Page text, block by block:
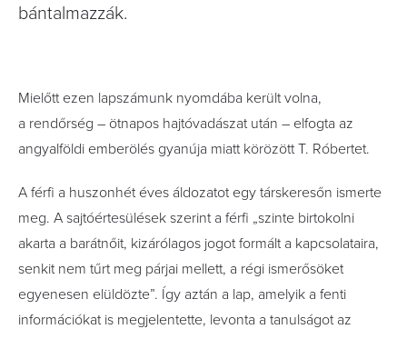
bántalmazzák.
Mielőtt ezen lapszámunk nyomdába került volna,
a rendőrség – ötnapos hajtóvadászat után – elfogta az
angyalföldi emberölés gyanúja miatt körözött T. Róbertet.
A férfi a huszonhét éves áldozatot egy társkeresőn ismerte
meg. A sajtóértesülések szerint a férfi „szinte birtokolni
akarta a barátnőit, kizárólagos jogot formált a kapcsolataira,
senkit nem tűrt meg párjai mellett, a régi ismerősöket
egyenesen elüldözte”. Így aztán a lap, amelyik a fenti
információkat is megjelentette, levonta a tanulságot az